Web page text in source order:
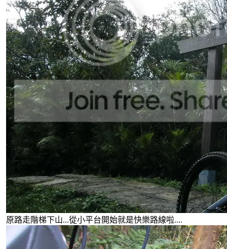
原路走階梯下山...從小平台開始就是快樂路線啦....